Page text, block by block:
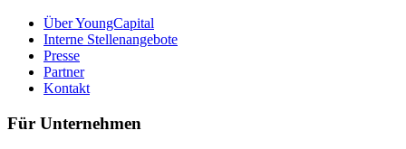
Über YoungCapital
Interne Stellenangebote
Presse
Partner
Kontakt
Für Unternehmen